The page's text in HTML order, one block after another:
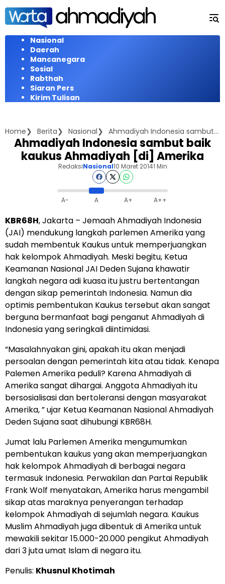
Langsung
konten
Nasional
Daerah
Mancanegara
Sosial
Rabthah
Siaran Pers
Kirim Tulisan
Home Berita Nasional Ahmadiyah Indonesia sambut baik kaukus Ahmadiyah [di] Amerika
Ahmadiyah Indonesia sambut baik
kaukus Ahmadiyah [di] Amerika
RedaksiNasional10 Maret 20141 Min
A- A A+ A++
KBR68H, Jakarta – Jemaah Ahmadiyah Indonesia
(JAI) mendukung langkah parlemen Amerika yang
sudah membentuk Kaukus untuk memperjuangkan
hak kelompok Ahmadiyah. Meski begitu, Ketua
Keamanan Nasional JAI Deden Sujana khawatir
langkah negara adi kuasa itu justru bertentangan
dengan sikap pemerintah Indonesia. Namun dia
optimis pembentukan Kaukus tersebut akan sangat
berguna bermanfaat bagi penganut Ahmadiyah di
Indonesia yang seringkali diintimidasi.
“Masalahnyakan gini, apakah itu akan menjadi
persoalan dengan pemerintah kita atau tidak. Kenapa
Palemen Amerika peduli? Karena Ahmadiyah di
Amerika sangat dihargai. Anggota Ahmadiyah itu
bersosialisasi dan bertoleransi dengan masyarakat
Amerika, ” ujar Ketua Keamanan Nasional Ahmadiyah
Deden Sujana saat dihubungi KBR68H.
Jumat lalu Parlemen Amerika mengumumkan
pembentukan kaukus yang akan memperjuangkan
hak kelompok Ahmadiyah di berbagai negara
termasuk Indonesia. Perwakilan dan Partai Republik
Frank Wolf menyatakan, Amerika harus mengambil
sikap atas maraknya penyerangan terhadap
kelompok Ahmadiyah di sejumlah negara. Kaukus
Muslim Ahmadiyah juga dibentuk di Amerika untuk
mewakili sekitar 15.000-20.000 pengikut Ahmadiyah
dari 3 juta umat Islam di negara itu.
Penulis: Khusnul Khotimah